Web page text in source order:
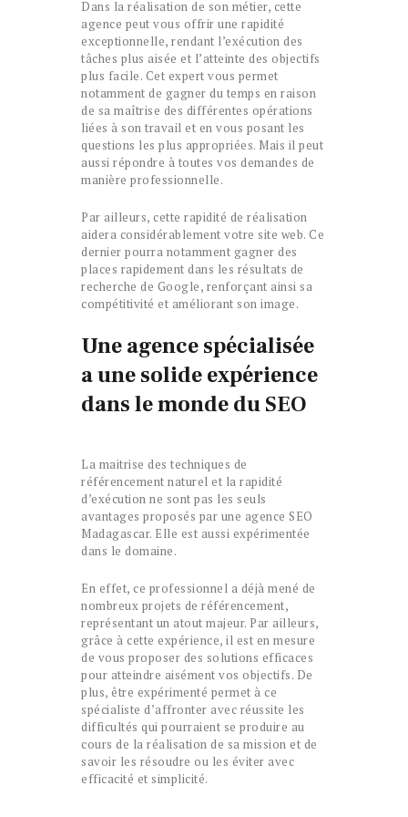
Dans la réalisation de son métier, cette
agence peut vous offrir une rapidité
exceptionnelle, rendant l’exécution des
tâches plus aisée et l’atteinte des objectifs
plus facile. Cet expert vous permet
notamment de gagner du temps en raison
de sa maîtrise des différentes opérations
liées à son travail et en vous posant les
questions les plus appropriées. Mais il peut
aussi répondre à toutes vos demandes de
manière professionnelle.
Par ailleurs, cette rapidité de réalisation
aidera considérablement votre site web. Ce
dernier pourra notamment gagner des
places rapidement dans les résultats de
recherche de Google, renforçant ainsi sa
compétitivité et améliorant son image.
Une agence spécialisée
a une solide expérience
dans le monde du SEO
La maitrise des techniques de
référencement naturel et la rapidité
d’exécution ne sont pas les seuls
avantages proposés par une agence SEO
Madagascar. Elle est aussi expérimentée
dans le domaine.
En effet, ce professionnel a déjà mené de
nombreux projets de référencement,
représentant un atout majeur. Par ailleurs,
grâce à cette expérience, il est en mesure
de vous proposer des solutions efficaces
pour atteindre aisément vos objectifs. De
plus, être expérimenté permet à ce
spécialiste d’affronter avec réussite les
difficultés qui pourraient se produire au
cours de la réalisation de sa mission et de
savoir les résoudre ou les éviter avec
efficacité et simplicité.